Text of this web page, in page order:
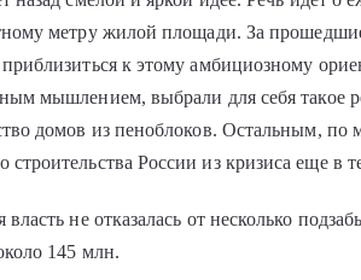
метру жилой площади. За
к этому амбициозному
мышлением, выбрали для себя
домов из пеноблоков. Остальным,
России из кризиса еще в
власть не отказалась от несколько
145 млн.